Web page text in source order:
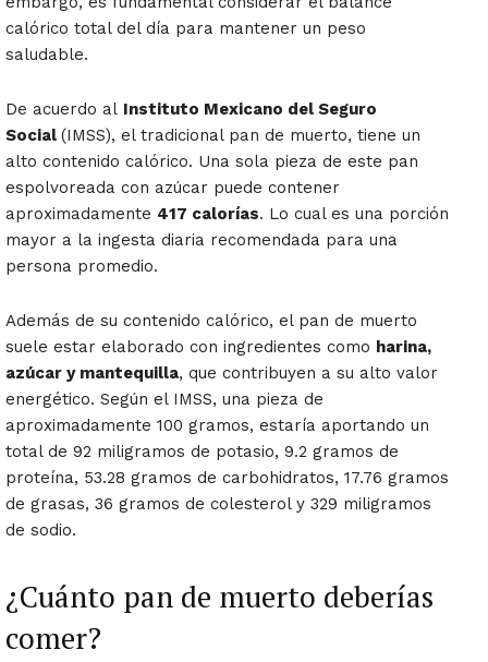
calórico total del día para mantener un peso
saludable.
De acuerdo al Instituto Mexicano del Seguro
Social (IMSS), el tradicional pan de muerto, tiene un
alto contenido calórico. Una sola pieza de este pan
espolvoreada con azúcar puede contener
aproximadamente 417 calorías. Lo cual es una porción
mayor a la ingesta diaria recomendada para una
persona promedio.
Además de su contenido calórico, el pan de muerto
suele estar elaborado con ingredientes como harina,
azúcar y mantequilla, que contribuyen a su alto valor
energético. Según el IMSS, una pieza de
aproximadamente 100 gramos, estaría aportando un
total de 92 miligramos de potasio, 9.2 gramos de
proteína, 53.28 gramos de carbohidratos, 17.76 gramos
de grasas, 36 gramos de colesterol y 329 miligramos
de sodio.
¿Cuánto pan de muerto deberías
comer?